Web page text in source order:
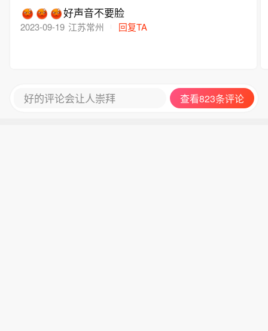
好声音不要脸
2023-09-19 江苏常州 回复TA
好的评论会让人崇拜 查看823条评论